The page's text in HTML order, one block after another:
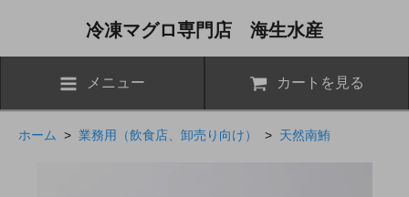
冷凍マグロ専門店 海生水産
メニュー カートを見る
ホーム > 業務用（飲食店、卸売り向け） > 天然南鮪